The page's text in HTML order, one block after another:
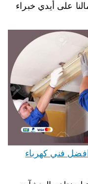
على أيدي خبراء
ليتات الكويت 66409555 افضل فني كهرباء